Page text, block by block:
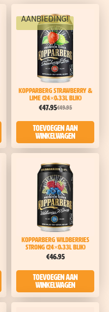
AANBIEDING!
Kopparberg Strawberry &
Lime (24×0,33l blik)
€49,95
€47,95
Toevoegen aan
winkelwagen
Kopparberg Wildberries
Strong (24×0,33l blik)
€46,95
Toevoegen aan
winkelwagen